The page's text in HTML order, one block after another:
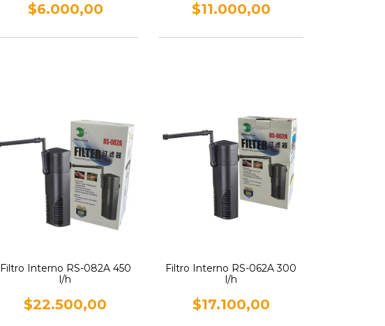
$6.000,00 $11.000,00
Filtro Interno RS-082A 450
l/h
$22.500,00
Filtro Interno RS-062A 300
l/h
$17.100,00